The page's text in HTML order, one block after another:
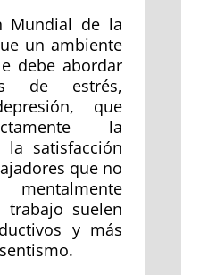
Mundial de la
un ambiente
debe abordar
de estrés,
que
la
la satisfacción
que no
trabajo suelen
y más